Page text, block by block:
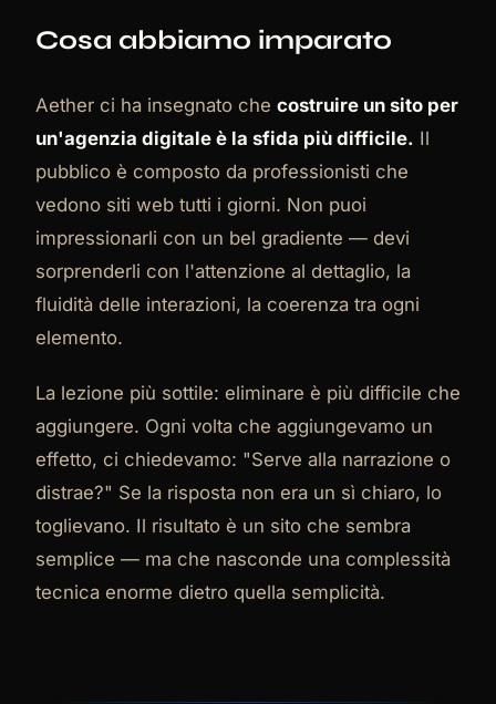
Cosa abbiamo imparato
Aether ci ha insegnato che costruire un sito per
un'agenzia digitale è la sfida più difficile. Il
pubblico è composto da professionisti che
vedono siti web tutti i giorni. Non puoi
impressionarli con un bel gradiente — devi
sorprenderli con l'attenzione al dettaglio, la
fluidità delle interazioni, la coerenza tra ogni
elemento.
La lezione più sottile: eliminare è più difficile che
aggiungere. Ogni volta che aggiungevamo un
effetto, ci chiedevamo: "Serve alla narrazione o
distrae?" Se la risposta non era un sì chiaro, lo
toglievano. Il risultato è un sito che sembra
semplice — ma che nasconde una complessità
tecnica enorme dietro quella semplicità.